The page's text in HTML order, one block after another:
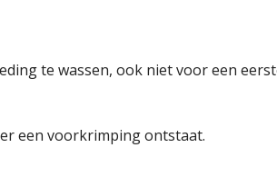
te wassen, ook niet voor een
een voorkrimping ontstaat.